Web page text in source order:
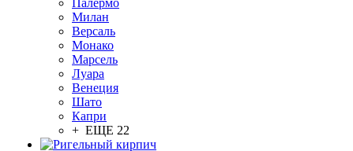
Палермо
Милан
Версаль
Монако
Марсель
Луара
Венеция
Шато
Капри
+ ЕЩЕ 22